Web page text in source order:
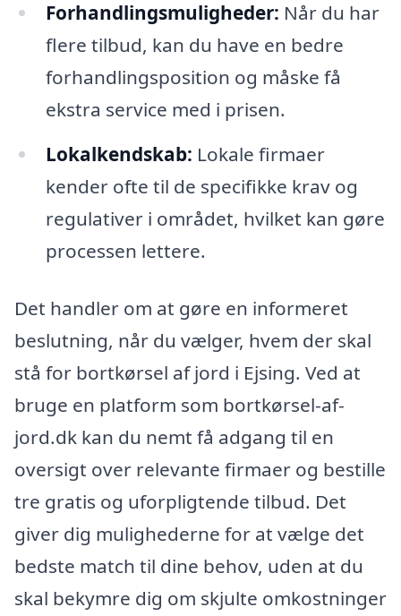
Forhandlingsmuligheder: Når du har
flere tilbud, kan du have en bedre
forhandlingsposition og måske få
ekstra service med i prisen.
Lokalkendskab: Lokale firmaer
kender ofte til de specifikke krav og
regulativer i området, hvilket kan gøre
processen lettere.
Det handler om at gøre en informeret
beslutning, når du vælger, hvem der skal
stå for bortkørsel af jord i Ejsing. Ved at
bruge en platform som bortkørsel-af-
jord.dk kan du nemt få adgang til en
oversigt over relevante firmaer og bestille
tre gratis og uforpligtende tilbud. Det
giver dig mulighederne for at vælge det
bedste match til dine behov, uden at du
skal bekymre dig om skjulte omkostninger